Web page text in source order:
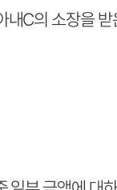
C의 소장을